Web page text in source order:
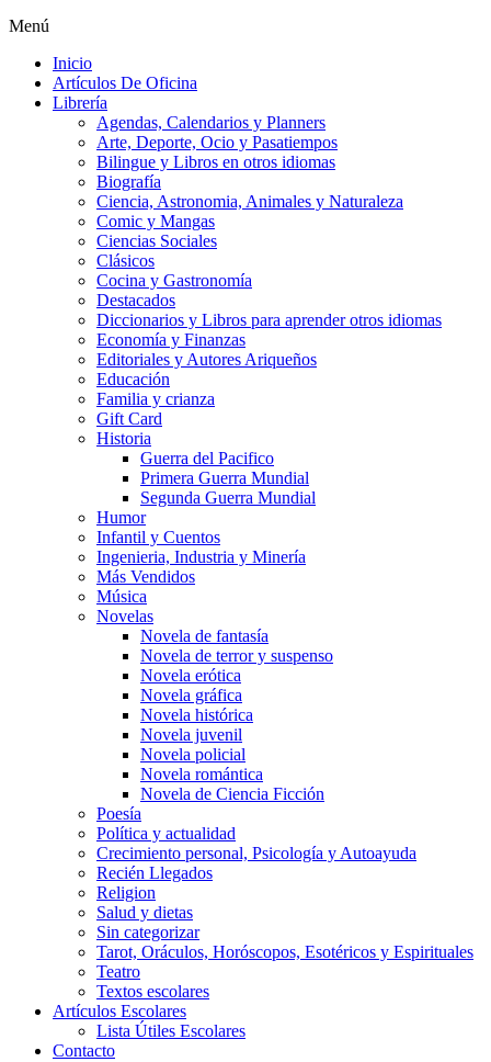
Menú
Inicio
Artículos De Oficina
Librería
Agendas, Calendarios y Planners
Arte, Deporte, Ocio y Pasatiempos
Bilingue y Libros en otros idiomas
Biografía
Ciencia, Astronomia, Animales y Naturaleza
Comic y Mangas
Ciencias Sociales
Clásicos
Cocina y Gastronomía
Destacados
Diccionarios y Libros para aprender otros idiomas
Economía y Finanzas
Editoriales y Autores Ariqueños
Educación
Familia y crianza
Gift Card
Historia
Guerra del Pacifico
Primera Guerra Mundial
Segunda Guerra Mundial
Humor
Infantil y Cuentos
Ingenieria, Industria y Minería
Más Vendidos
Música
Novelas
Novela de fantasía
Novela de terror y suspenso
Novela erótica
Novela gráfica
Novela histórica
Novela juvenil
Novela policial
Novela romántica
Novela de Ciencia Ficción
Poesía
Política y actualidad
Crecimiento personal, Psicología y Autoayuda
Recién Llegados
Religion
Salud y dietas
Sin categorizar
Tarot, Oráculos, Horóscopos, Esotéricos y Espirituales
Teatro
Textos escolares
Artículos Escolares
Lista Útiles Escolares
Contacto